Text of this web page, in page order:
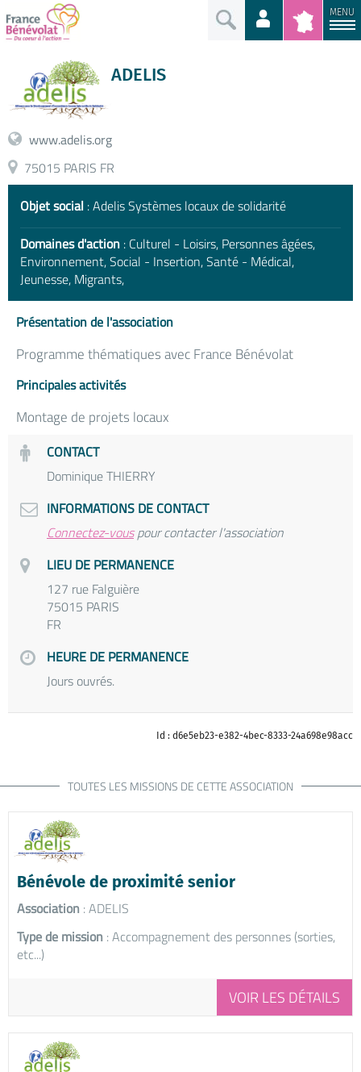
MENU
ADELIS
www.adelis.org
75015 PARIS FR
Objet social : Adelis Systèmes locaux de solidarité
Domaines d'action : Culturel - Loisirs, Personnes âgées,
Environnement, Social - Insertion, Santé - Médical,
Jeunesse, Migrants,
Présentation de l'association
Programme thématiques avec France Bénévolat
Principales activités
Montage de projets locaux
CONTACT
Dominique THIERRY
INFORMATIONS DE CONTACT
Connectez-vouspour contacter l'association
LIEU DE PERMANENCE
127 rue Falguière
75015 PARIS
FR
HEURE DE PERMANENCE
Jours ouvrés.
Id : d6e5eb23-e382-4bec-8333-24a698e98acc
TOUTES LES MISSIONS DE CETTE ASSOCIATION
Bénévole de proximité senior
Association : ADELIS
Type de mission : Accompagnement des personnes (sorties,
etc...)
VOIR LES DÉTAILS